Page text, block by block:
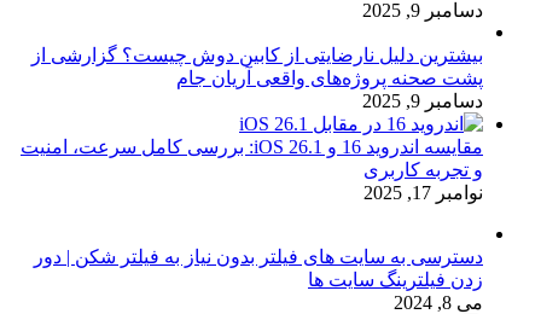
دسامبر 9, 2025
بیشترین دلیل نارضایتی از کابین دوش چیست؟ گزارشی از
پشت صحنه پروژه‌های واقعی آریان جام
دسامبر 9, 2025
مقایسه اندروید 16 و iOS 26.1: بررسی کامل سرعت، امنیت
و تجربه کاربری
نوامبر 17, 2025
دسترسی به سایت های فیلتر بدون نیاز به فیلتر شکن | دور
زدن فیلترینگ سایت ها
می 8, 2024